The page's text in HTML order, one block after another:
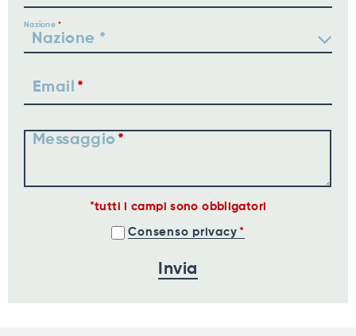
Nazione
Email
Messaggio
tutti i campi sono obbligatori
Consenso privacy